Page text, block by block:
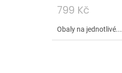
799 Kč
Obaly na jednotlivé...